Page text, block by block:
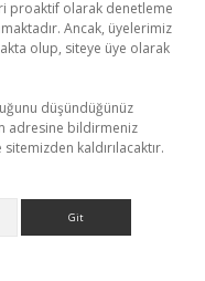
proaktif olarak denetleme
Ancak, üyelerimiz
olup, siteye üye olarak
düşündüğünüz
adresine bildirmeniz
kaldırılacaktır.